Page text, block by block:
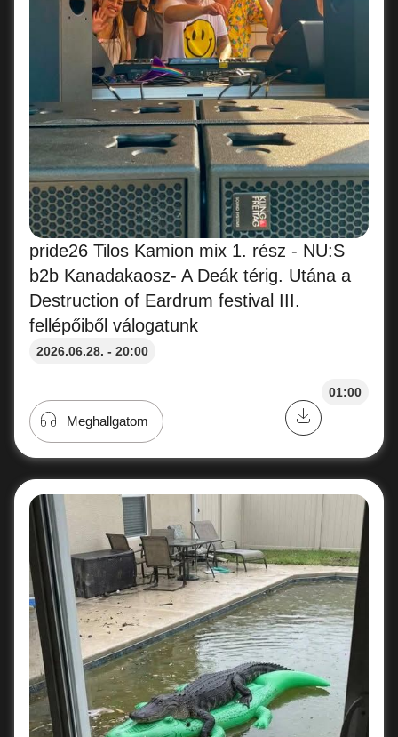
pride26 Tilos Kamion mix 1. rész - NU:S
b2b Kanadakaosz- A Deák térig. Utána a
Destruction of Eardrum festival III.
fellépőiből válogatunk
2026.06.28. - 20:00
01:00
Meghallgatom